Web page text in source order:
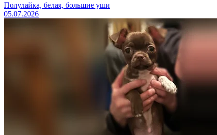
Полулайка, белая, большие уши
05.07.2026